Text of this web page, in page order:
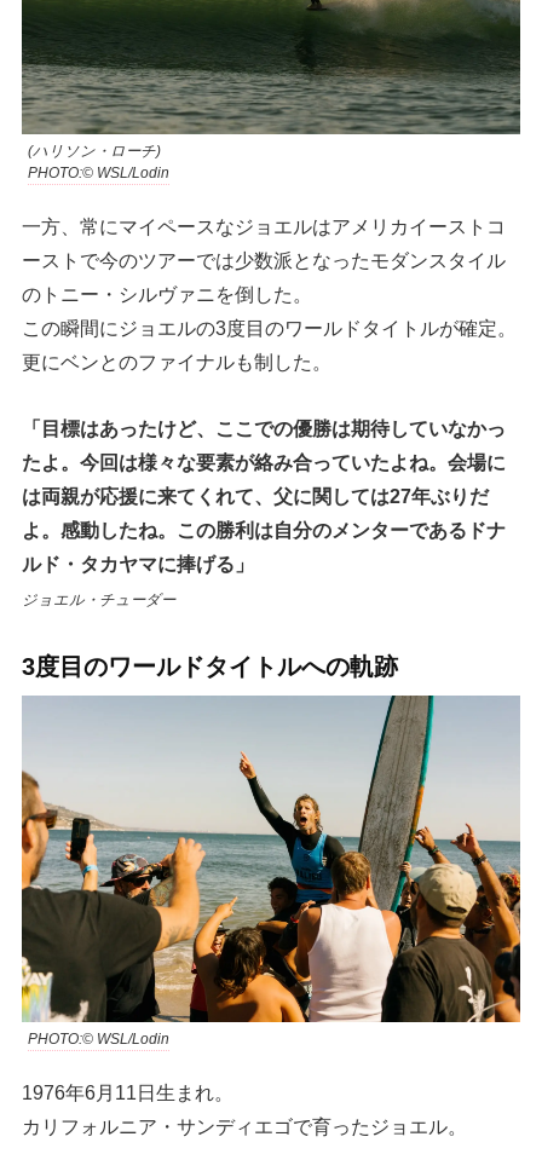
(ハリソン・ローチ)
PHOTO:© WSL/Lodin
一方、常にマイペースなジョエルはアメリカイーストコ
ーストで今のツアーでは少数派となったモダンスタイル
のトニー・シルヴァニを倒した。
この瞬間にジョエルの3度目のワールドタイトルが確定。
更にベンとのファイナルも制した。
「目標はあったけど、ここでの優勝は期待していなかっ
たよ。今回は様々な要素が絡み合っていたよね。会場に
は両親が応援に来てくれて、父に関しては27年ぶりだ
よ。感動したね。この勝利は自分のメンターであるドナ
ルド・タカヤマに捧げる」
ジョエル・チューダー
3度目のワールドタイトルへの軌跡
PHOTO:© WSL/Lodin
1976年6月11日生まれ。
カリフォルニア・サンディエゴで育ったジョエル。